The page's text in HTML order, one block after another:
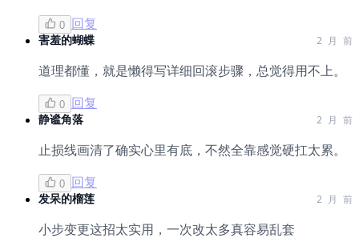
0 回复
害羞的蝴蝶 2 月 前
道理都懂，就是懒得写详细回滚步骤，总觉得用不上。
0 回复
静谧角落 2 月 前
止损线画清了确实心里有底，不然全靠感觉硬扛太累。
0 回复
发呆的榴莲 2 月 前
小步变更这招太实用，一次改太多真容易乱套